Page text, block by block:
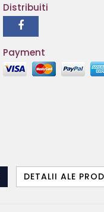
Distribuiti
Payment
DETALII ALE